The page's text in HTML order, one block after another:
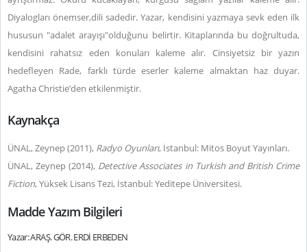
Diyalogları önemser,dili sadedir. Yazar, kendisini yazmaya sevk eden ilk
hususun "adalet arayışı"olduğunu belirtir. Kitaplarında bu doğrultuda,
kendisini rahatsız eden konuları kaleme alır. Cinsiyetsiz bir yazın
hedefleyen Rade, farklı türde eserler kaleme almaktan haz duyar.
Agatha Christie’den etkilenmiştir.
Kaynakça
ÜNAL, Zeynep (2011), Radyo Oyunları, İstanbul: Mitos Boyut Yayınları.
ÜNAL, Zeynep (2014), Detective Associates in Turkish and British Crime
Fiction, Yüksek Lisans Tezi, İstanbul: Yeditepe Üniversitesi.
Madde Yazım Bilgileri
Yazar: ARAŞ. GÖR. ERDİ ERBEDEN